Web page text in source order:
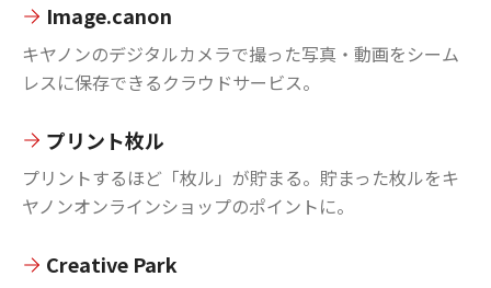
Image.canon
キヤノンのデジタルカメラで撮った写真・動画をシーム
レスに保存できるクラウドサービス。
プリント枚ル
プリントするほど「枚ル」が貯まる。貯まった枚ルをキ
ヤノンオンラインショップのポイントに。
Creative Park